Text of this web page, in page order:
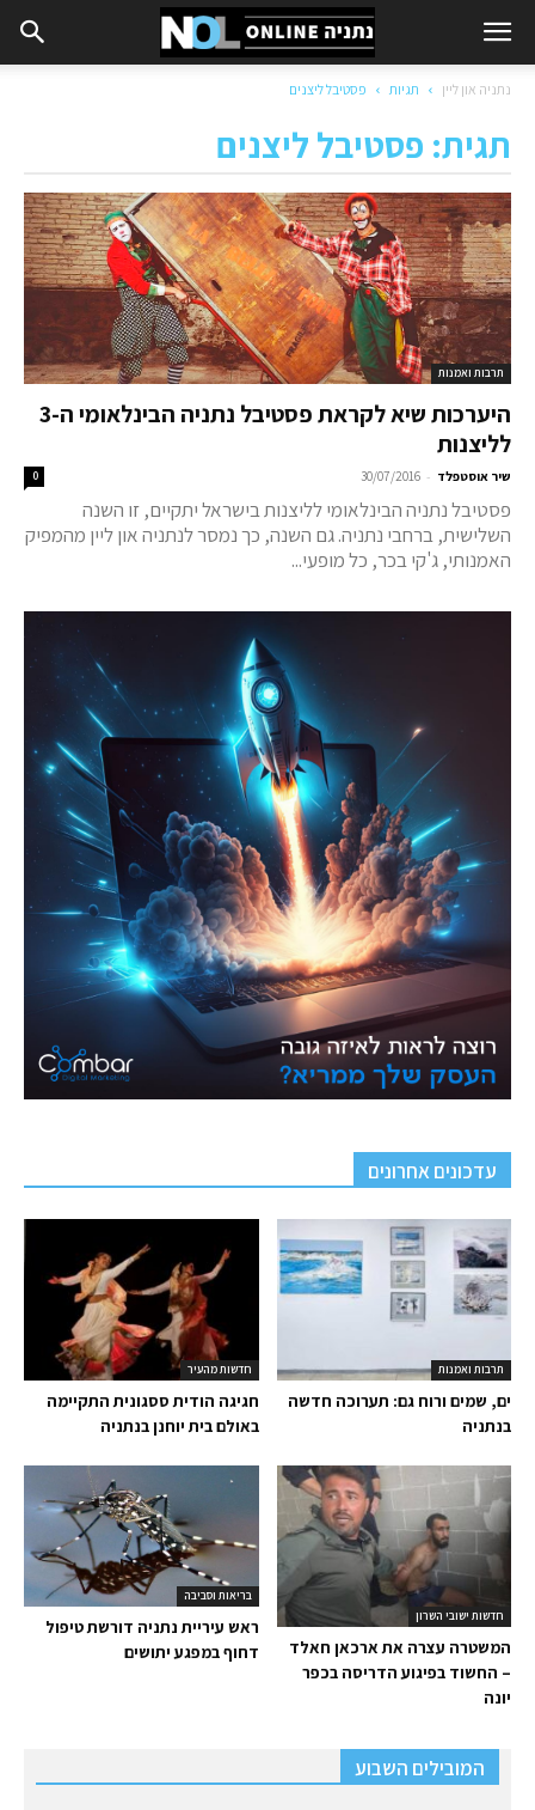
נתניה און ליין תגיות פסטיבל ליצנים
תגית: פסטיבל ליצנים
תרבות ואמנות
היערכות שיא לקראת פסטיבל נתניה הבינלאומי ה-3
לליצנות
שיר אוסטפלד -
30/07/2016
0
פסטיבל נתניה הבינלאומי לליצנות בישראל יתקיים, זו השנה
השלישית, ברחבי נתניה. גם השנה, כך נמסר לנתניה און ליין מהמפיק
האמנותי, ג'קי בכר, כל מופעי...
עדכונים אחרונים
חדשות מהעיר
חגיגה הודית ססגונית התקיימה
באולם בית יוחנן בנתניה
תרבות ואמנות
ים, שמים ורוח גם: תערוכה חדשה
בנתניה
בריאות וסביבה
ראש עיריית נתניה דורשת טיפול
דחוף במפגע יתושים
חדשות ישובי השרון
המשטרה עצרה את ארכאן חאלד
– החשוד בפיגוע הדריסה בכפר
יונה
המובילים השבוע